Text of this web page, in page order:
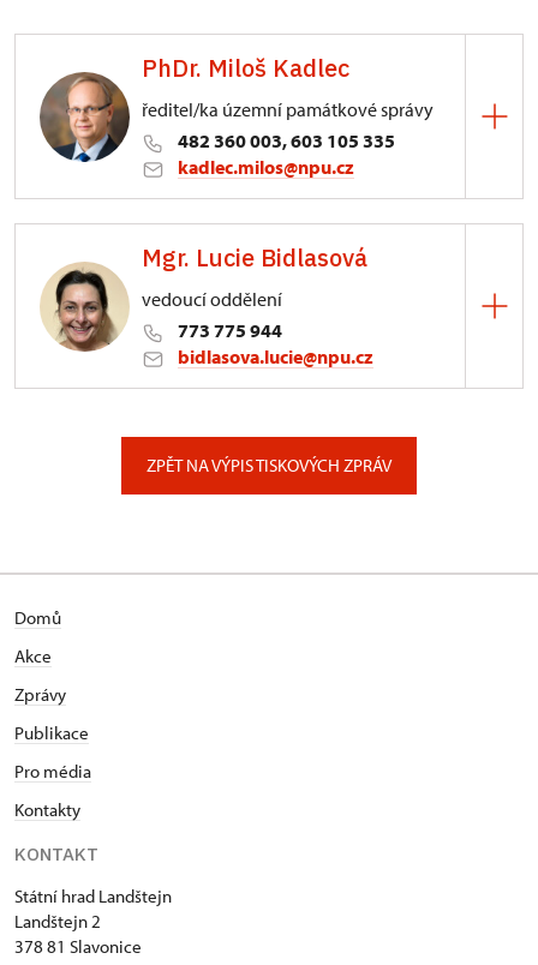
PhDr. Miloš Kadlec
ředitel/ka územní památkové správy
482 360 003, 603 105 335
kadlec.milos@npu.cz
3/, Sychrov 3
Mgr. Lucie Bidlasová
vedoucí oddělení
773 775 944
bidlasova.lucie@npu.cz
ZPĚT NA VÝPIS TISKOVÝCH ZPRÁV
Domů
Akce
Zprávy
Publikace
Pro média
Kontakty
KONTAKT
Státní hrad Landštejn
Landštejn 2
378 81 Slavonice